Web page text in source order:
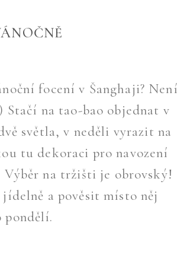
focení v Šanghaji? Není
Stačí na tao-bao objednat v
světla, v neděli vyrazit na
tu dekoraci pro navození
Výběr na tržišti je obrovský!
a pověsit místo něj
pondělí.